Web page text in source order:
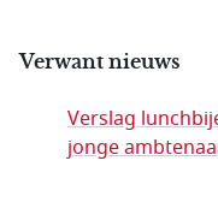
Verwant nieuws
Verslag
jonge